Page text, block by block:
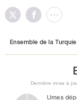
Ensemble de la Turquie
Dernière mise à
Urnes